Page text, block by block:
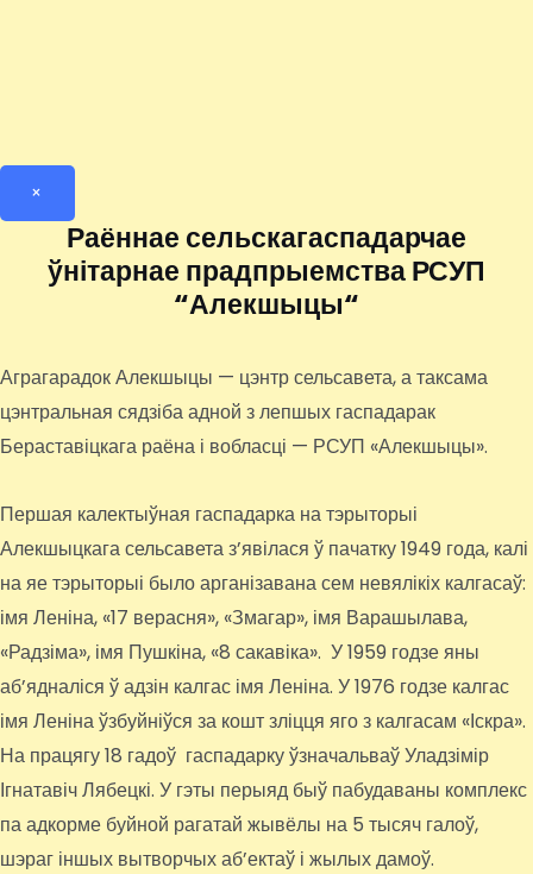
×
Раённае сельскагаспадарчае
ўнітарнае прадпрыемства РСУП
“Алекшыцы“
Аграгарадок Алекшыцы — цэнтр сельсавета, а таксама
цэнтральная сядзіба адной з лепшых гаспадарак
Бераставіцкага раёна і вобласці — РСУП «Алекшыцы».
Першая калектыўная гаспадарка на тэрыторыі
Алекшыцкага сельсавета з’явілася ў пачатку 1949 года, калі
на яе тэрыторыі было арганізавана сем невялікіх калгасаў:
імя Леніна, «17 верасня», «Змагар», імя Варашылава,
«Радзіма», імя Пушкіна, «8 сакавіка». У 1959 годзе яны
аб’ядналіся ў адзін калгас імя Леніна. У 1976 годзе калгас
імя Леніна ўзбуйніўся за кошт зліцця яго з калгасам «Іскра».
На працягу 18 гадоў гаспадарку ўзначальваў Уладзімір
Ігнатавіч Лябецкі. У гэты перыяд быў пабудаваны комплекс
па адкорме буйной рагатай жывёлы на 5 тысяч галоў,
шэраг іншых вытворчых аб’ектаў і жылых дамоў.